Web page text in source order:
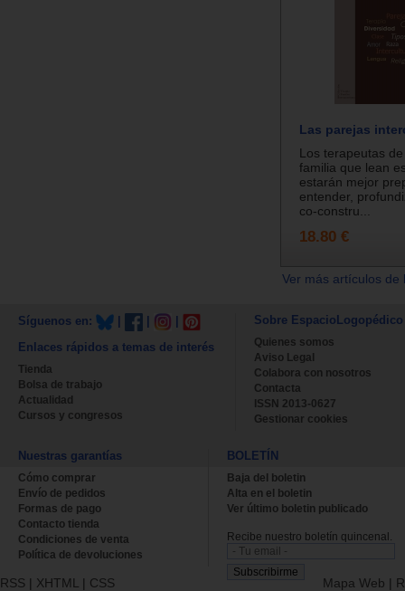
Las parejas
Los terapeutas
familia que lean
estarán mejor
entender,
co-constru...
18.80 €
Ver más artículos
Síguenos en:
Enlaces rápidos a temas de interés
Tienda
Bolsa de trabajo
Actualidad
Cursos y congresos
Sobre EspacioLogopédico
Quienes somos
Aviso Legal
Colabora con nosotros
Contacta
ISSN 2013-0627
Gestionar cookies
Nuestras garantías
Cómo comprar
Envío de pedidos
Formas de pago
Contacto tienda
Condiciones de venta
Política de devoluciones
BOLETÍN
Baja del boletin
Alta en el boletin
Ver último boletin publicado
Recibe nuestro boletín quincenal.
RSS | XHTML | CSS Mapa Web |